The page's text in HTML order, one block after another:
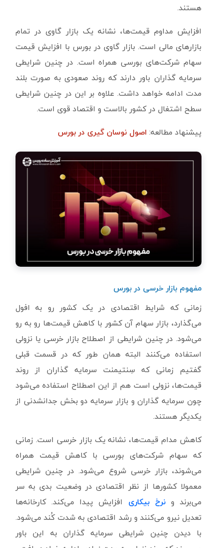
هستند.
افزایش مداوم قیمت‌ها، نشانه یک بازار گاوی در تمام
بازارهای مالی است. بازار گاوی در بورس با افزایش قیمت
سهام شرکت‌های بورسی همراه است. در چنین شرایطی
سرمایه گذاران باور دارند که روند صعودی به صورت بلند
مدت ادامه خواهد داشت. علاوه بر این در چنین شرایطی
سطح اشتغال در کشور بالاست و اقتصاد قوی است.
پیشنهاد مطالعه: اصول نوسان گیری در بورس
مفهوم بازار خرسی در بورس
زمانی که شرایط اقتصادی در یک کشور رو به افول
می‌گذارد، بازار سهام آن کشور با کاهش قیمت‌ها رو به رو
می‌شود. در چنین شرایطی از اصطلاح بازار خرسی یا نزولی
استفاده می‌کنند البته همان طور که در قسمت قبلی
گفتیم زمانی که سِنتیمنت سرمایه گذاران از روند
قیمت‌ها، نزولی است هم از این اصطلاح استفاده می‌شود
چون سرمایه گذاران و بازار سرمایه دو بخش جدانشدنی از
یکدیگر هستند.
کاهش مدام قیمت‌ها، نشانه یک بازار خرسی است. زمانی
که سهام شرکت‌های بورسی با کاهش قیمت همراه
می‌شوند، بازار خرسی شروع می‌شود. در چنین شرایطی
معمولا کشورها از نظر اقتصادی در وضعیت بدی به سر
می‌برند ونرخ بیکاری افزایش پیدا می‌کند. کارخانه‌ها
تعدیل نیرو می‌کنند و رشد اقتصادی به شدت کُند می‌شود.
با دیدن چنین شرایطی سرمایه گذاران به این باور